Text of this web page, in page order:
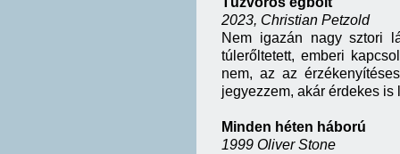
2023, Christian Petzold
Nem igazán nagy sztori
túlerőltetett, emberi
nem, az az
jegyezzem, akár érdekes
Minden héten háború
1999 Oliver Stone